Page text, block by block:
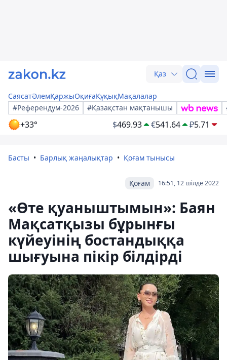
Қаз
СаясатӘлемҚаржыОқиғаҚұқықМақалалар
#Референдум-2026
#Қазақстан мақтанышы
+33° $469.93 €541.64 ₽5.71
Басты Барлық жаңалықтар Қоғам тынысы
16:51, 12 шілде 2022
Қоғам
«Өте қуаныштымын»: Баян
Мақсатқызы бұрынғы
күйеуінің бостандыққа
шығуына пікір білдірді